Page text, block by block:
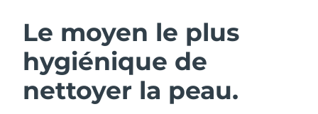
Le moyen le plus
hygiénique de
nettoyer la peau.
Nettoyage du visage Lifting
Autriche Livraison estimée
Bahreïn Livraison estimée
Belgique Livraison estimée